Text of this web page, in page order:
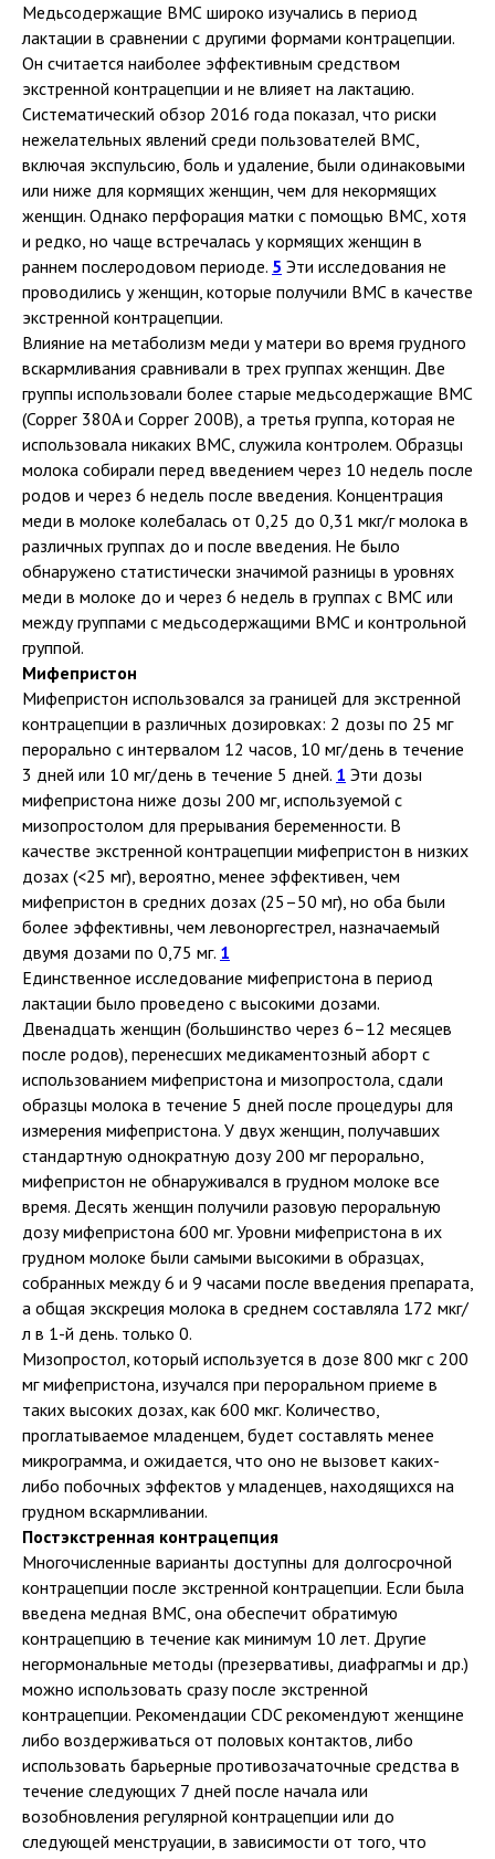
Медьсодержащие ВМС широко изучались в период
лактации в сравнении с другими формами контрацепции.
Он считается наиболее эффективным средством
экстренной контрацепции и не влияет на лактацию.
Систематический обзор 2016 года показал, что риски
нежелательных явлений среди пользователей ВМС,
включая экспульсию, боль и удаление, были одинаковыми
или ниже для кормящих женщин, чем для некормящих
женщин. Однако перфорация матки с помощью ВМС, хотя
и редко, но чаще встречалась у кормящих женщин в
раннем послеродовом периоде. 5 Эти исследования не
проводились у женщин, которые получили ВМС в качестве
экстренной контрацепции.
Влияние на метаболизм меди у матери во время грудного
вскармливания сравнивали в трех группах женщин. Две
группы использовали более старые медьсодержащие ВМС
(Copper 380A и Copper 200B), а третья группа, которая не
использовала никаких ВМС, служила контролем. Образцы
молока собирали перед введением через 10 недель после
родов и через 6 недель после введения. Концентрация
меди в молоке колебалась от 0,25 до 0,31 мкг/г молока в
различных группах до и после введения. Не было
обнаружено статистически значимой разницы в уровнях
меди в молоке до и через 6 недель в группах с ВМС или
между группами с медьсодержащими ВМС и контрольной
группой.
Мифепристон
Мифепристон использовался за границей для экстренной
контрацепции в различных дозировках: 2 дозы по 25 мг
перорально с интервалом 12 часов, 10 мг/день в течение
3 дней или 10 мг/день в течение 5 дней. 1 Эти дозы
мифепристона ниже дозы 200 мг, используемой с
мизопростолом для прерывания беременности. В
качестве экстренной контрацепции мифепристон в низких
дозах (<25 мг), вероятно, менее эффективен, чем
мифепристон в средних дозах (25–50 мг), но оба были
более эффективны, чем левоноргестрел, назначаемый
двумя дозами по 0,75 мг. 1
Единственное исследование мифепристона в период
лактации было проведено с высокими дозами.
Двенадцать женщин (большинство через 6–12 месяцев
после родов), перенесших медикаментозный аборт с
использованием мифепристона и мизопростола, сдали
образцы молока в течение 5 дней после процедуры для
измерения мифепристона. У двух женщин, получавших
стандартную однократную дозу 200 мг перорально,
мифепристон не обнаруживался в грудном молоке все
время. Десять женщин получили разовую пероральную
дозу мифепристона 600 мг. Уровни мифепристона в их
грудном молоке были самыми высокими в образцах,
собранных между 6 и 9 часами после введения препарата,
а общая экскреция молока в среднем составляла 172 мкг/
л в 1-й день. только 0.
Мизопростол, который используется в дозе 800 мкг с 200
мг мифепристона, изучался при пероральном приеме в
таких высоких дозах, как 600 мкг. Количество,
проглатываемое младенцем, будет составлять менее
микрограмма, и ожидается, что оно не вызовет каких-
либо побочных эффектов у младенцев, находящихся на
грудном вскармливании.
Постэкстренная контрацепция
Многочисленные варианты доступны для долгосрочной
контрацепции после экстренной контрацепции. Если была
введена медная ВМС, она обеспечит обратимую
контрацепцию в течение как минимум 10 лет. Другие
негормональные методы (презервативы, диафрагмы и др.)
можно использовать сразу после экстренной
контрацепции. Рекомендации CDC рекомендуют женщине
либо воздерживаться от половых контактов, либо
использовать барьерные противозачаточные средства в
течение следующих 7 дней после начала или
возобновления регулярной контрацепции или до
следующей менструации, в зависимости от того, что